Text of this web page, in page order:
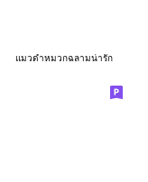
แมวดำหมวกฉลามน่ารัก